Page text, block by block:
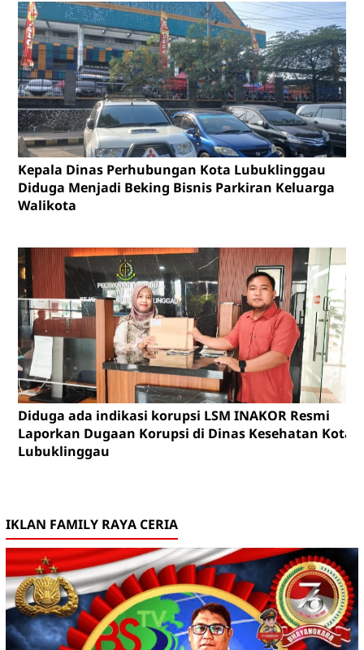
Kepala Dinas Perhubungan Kota Lubuklinggau
Diduga Menjadi Beking Bisnis Parkiran Keluarga
Walikota
Diduga ada indikasi korupsi LSM INAKOR Resmi
Laporkan Dugaan Korupsi di Dinas Kesehatan Kota
Lubuklinggau
IKLAN FAMILY RAYA CERIA